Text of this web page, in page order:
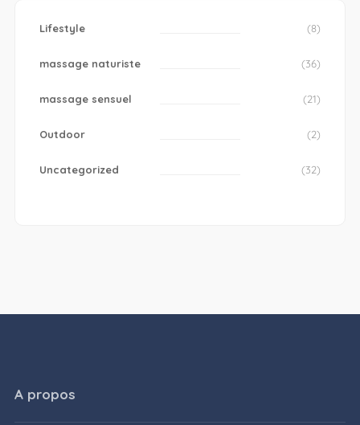
Lifestyle (8)
massage naturiste (36)
massage sensuel (21)
Outdoor (2)
Uncategorized (32)
A propos